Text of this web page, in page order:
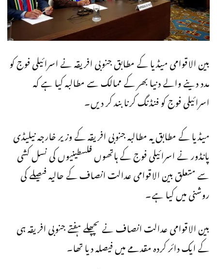
بین الاقوامی میڈیا کے مطابق جنوبی افریقہ نے اسرائیلی فوج کو
مدد دینے والے دنیا بھر کے ممالک سے مطالبہ کیا ہے کہ
اسرائیلی فوج کو فنڈنگ کرنا بند کر دیں۔
میڈیا کے مطابق یہ مطالبہ جنوبی افریقہ کے وزیر خارجہ نیلیڈی
پانڈور نے اسرائیلی فوج کے ہاتھوں فلسطینیوں کی نسل کشی
سے متعلق بین الاقوامی عدالت انصاف کے حالیہ فیصلے کی
روشنی میں کیا ہے۔
بین الاقوامی عدالت انصاف نے پچھلے ہفتے جنوبی افریقہ ہی
کے ایک دائر کردہ مقدمے میں فیصلہ دیا تھا۔